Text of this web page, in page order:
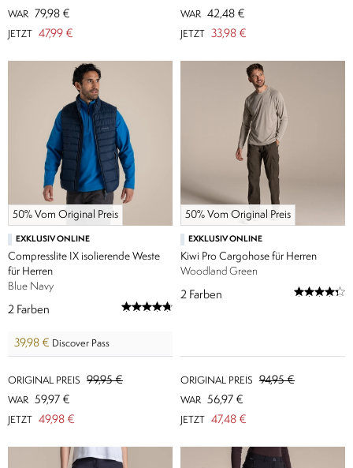
WAR 79,98 €
JETZT 47,99 €
WAR 42,48 €
JETZT 33,98 €
50% Vom Original Preis
EXKLUSIV ONLINE
Compresslite IX isolierende Weste
für Herren
Blue Navy
2 Farben
39,98 € Discover Pass
ORIGINAL PREIS 99,95 €
WAR 59,97 €
JETZT 49,98 €
50% Vom Original Preis
EXKLUSIV ONLINE
Kiwi Pro Cargohose für Herren
Woodland Green
2 Farben
ORIGINAL PREIS 94,95 €
WAR 56,97 €
JETZT 47,48 €